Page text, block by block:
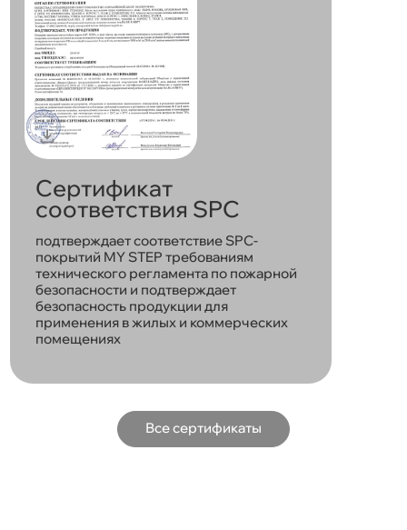
Сертификат
соответствия SPC
подтверждает соответствие SPC-
покрытий MY STEP требованиям
технического регламента по пожарной
безопасности и подтверждает
безопасность продукции для
применения в жилых и коммерческих
помещениях
Все сертификаты